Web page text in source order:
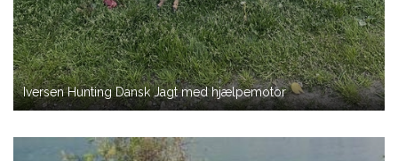
Iversen Hunting Dansk Jagt med hjælpemotor